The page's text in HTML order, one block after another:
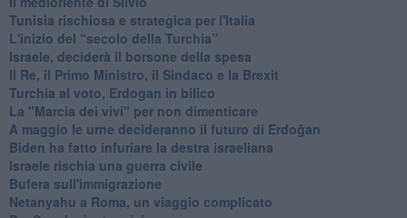
Tunisia rischiosa e strategica per l'Italia
L'inizio del “secolo della Turchia”
Israele, deciderà il borsone della spesa
Il Re, il Primo Ministro, il Sindaco e la Brexit
Turchia al voto, Erdogan in bilico
La "Marcia dei vivi" per non dimenticare
A maggio le urne decideranno il futuro di Erdoğan
Biden ha fatto infuriare la destra israeliana
Israele rischia una guerra civile
Bufera sull'immigrazione
Netanyahu a Roma, un viaggio complicato